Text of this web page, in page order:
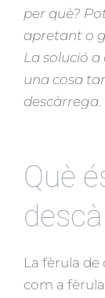
per què?
apretant o
La solució
una cosa
descàrrega.
Què
La fèrula
com a